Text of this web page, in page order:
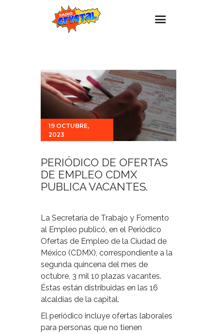
Estaciones
Eventos
Promociones
Noticias
Para ti
Contacto
19 OCTUBRE,
2023
PERIÓDICO DE OFERTAS
DE EMPLEO CDMX
PUBLICA VACANTES.
La Secretaría de Trabajo y Fomento
al Empleo publicó, en el Periódico
Ofertas de Empleo de la Ciudad de
México (CDMX), correspondiente a la
segunda quincena del mes de
octubre, 3 mil 10 plazas vacantes.
Éstas están distribuidas en las 16
alcaldías de la capital.
El periódico incluye ofertas laborales
para personas que no tienen